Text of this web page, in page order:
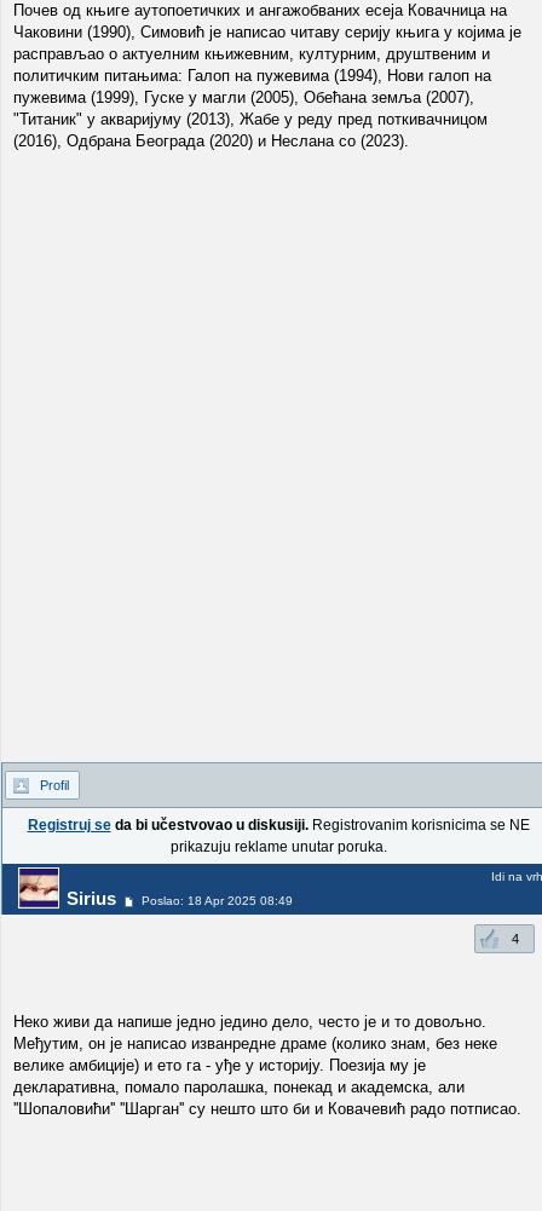
Почев од књиге аутопоетичких и ангажобваних есеја Ковачница на
Чаковини (1990), Симовић је написао читаву серију књига у којима је
расправљао о актуелним књижевним, културним, друштвеним и
политичким питањима: Галоп на пужевима (1994), Нови галоп на
пужевима (1999), Гуске у магли (2005), Обећана земља (2007),
"Титаник" у акваријуму (2013), Жабе у реду пред поткивачницом
(2016), Одбрана Београда (2020) и Неслана со (2023).
Profil
Registruj seda bi učestvovao u diskusiji.Registrovanim korisnicima se NE
prikazuju reklame unutar poruka.
Sirius Poslao: 18 Apr 2025 08:49
Idi na vrh
4
Неко живи да напише једно једино дело, често је и то довољно.
Међутим, он је написао изванредне драме (колико знам, без неке
велике амбиције) и ето га - уђе у историју. Поезија му је
декларативна, помало паролашка, понекад и академска, али
''Шопаловићи'' ''Шарган'' су нешто што би и Ковачевић радо потписао.